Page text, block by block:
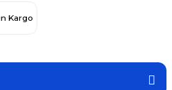
Kargo